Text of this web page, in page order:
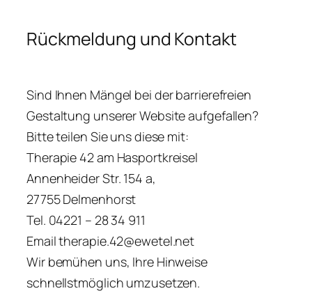
Rückmeldung und Kontakt
Sind Ihnen Mängel bei der barrierefreien
Gestaltung unserer Website aufgefallen?
Bitte teilen Sie uns diese mit:
Therapie 42 am Hasportkreisel
Annenheider Str. 154 a,
27755 Delmenhorst
Tel. 04221 – 28 34 911
Email therapie.42@ewetel.net
Wir bemühen uns, Ihre Hinweise
schnellstmöglich umzusetzen.